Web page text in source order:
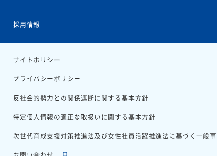
採用情報
サイトポリシー
プライバシーポリシー
反社会的勢力との関係遮断に関する基本方針
特定個人情報の適正な取扱いに関する基本方針
次世代育成支援対策推進法及び女性社員活躍推進法に基づく 一般